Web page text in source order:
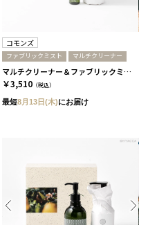
コモンズ
ファブリックミスト マルチクリーナー
マルチクリーナー＆ファブリックミスト ミニセット［コモンズ］
￥3,510 （税込）
最短8月13日(木)にお届け